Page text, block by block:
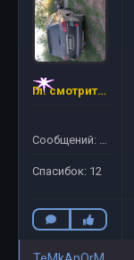
Гл. смотритель RR-GAME
Сообщений: 31
Спасибок: 12